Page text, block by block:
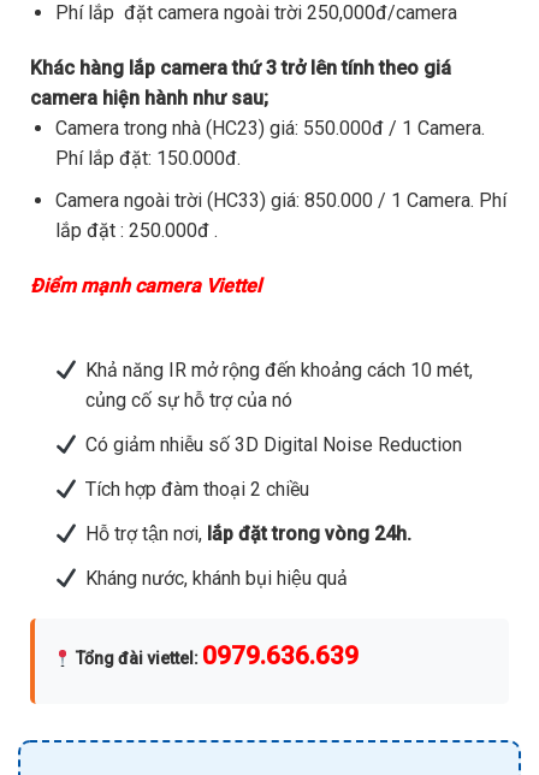
Phí lắp đặt camera ngoài trời 250,000đ/camera
Khác hàng lắp camera thứ 3 trở lên tính theo giá
camera hiện hành như sau;
Camera trong nhà (HC23) giá: 550.000đ / 1 Camera.
Phí lắp đặt: 150.000đ.
Camera ngoài trời (HC33) giá: 850.000 / 1 Camera. Phí
lắp đặt : 250.000đ .
Điểm mạnh camera Viettel
Khả năng IR mở rộng đến khoảng cách 10 mét,
củng cố sự hỗ trợ của nó
Có giảm nhiễu số 3D Digital Noise Reduction
Tích hợp đàm thoại 2 chiều
Hỗ trợ tận nơi,lắp đặt trong vòng 24h.
Kháng nước, khánh bụi hiệu quả
Tổng đài viettel : 0979.636.639